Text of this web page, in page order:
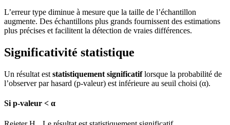
L’erreur type diminue à mesure que la taille de l’échantillon
augmente. Des échantillons plus grands fournissent des estimations
plus précises et facilitent la détection de vraies différences.
Significativité statistique
Un résultat est statistiquement significatiflorsque la probabilité de
l’observer par hasard (p-valeur) est inférieure au seuil choisi (α).
Si p-valeur < α